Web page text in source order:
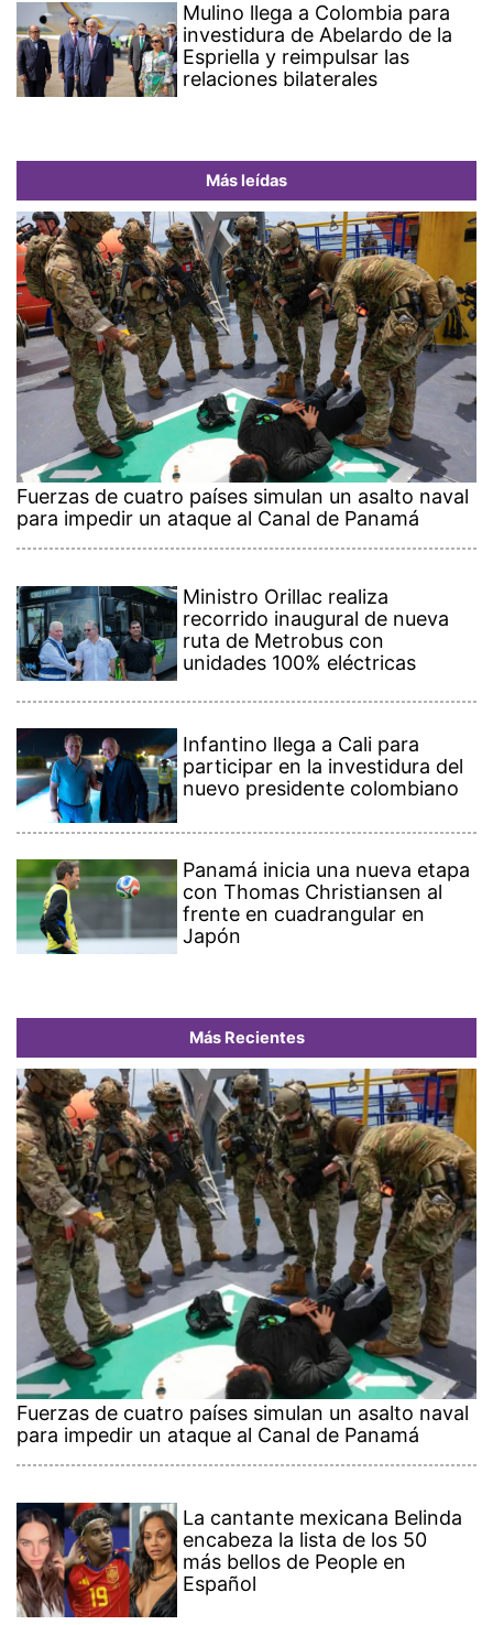
Mulino llega a Colombia para
investidura de Abelardo de la
Espriella y reimpulsar las
relaciones bilaterales
Más leídas
Fuerzas de cuatro países simulan un asalto naval
para impedir un ataque al Canal de Panamá
Ministro Orillac realiza
recorrido inaugural de nueva
ruta de Metrobus con
unidades 100% eléctricas
Infantino llega a Cali para
participar en la investidura del
nuevo presidente colombiano
Panamá inicia una nueva etapa
con Thomas Christiansen al
frente en cuadrangular en
Japón
Más Recientes
Fuerzas de cuatro países simulan un asalto naval
para impedir un ataque al Canal de Panamá
La cantante mexicana Belinda
encabeza la lista de los 50
más bellos de People en
Español